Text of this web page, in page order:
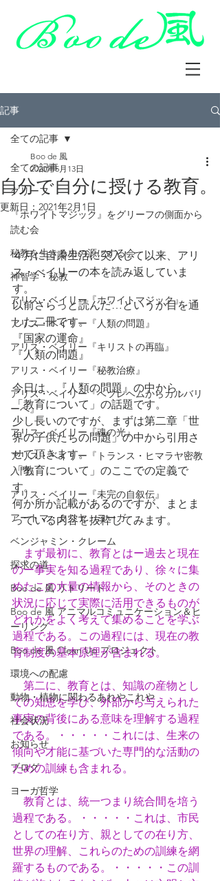
記事
全ての記事
グリーフ
『ホワイトマジック』をグリーフの側面から
読む会
秘教を生きる力の源にする会
神智学・秘教
アリス・ベイリー『ホワイトマジック』
アリス・ベイリー『人類の問題』
アリス・ベイリー『キリストの再臨』
アリス・ベイリー『秘教治療』
アリス・ベイリー『ベツレヘムからカルバリ
ーへ』
アリス・ベイリー『魂の光』
アリス・ベイリー『トランス・ヒマラヤ密教
入門』
アリス・ベイリー『未完の自叙伝』
アートマ・クリヤ・ヨーガ
ベンジャミン・クレーム
探求の道
Boo de 風 リトリート
Boo de 風 アニマルコミュニケーション＆ヒ
ーリング
Boo de 風 Clean Up プロジェクト
環境への配慮
動物・植物に関わるあれやこれや
社会状況
お知らせ
ブログ
ヨーガ哲学
全ての記事
自分で自分に授ける教育。
Boo de 風
2020年5月13日
更新日： 2021年2月1日
４月に自粛生活に突入して以来、アリ
ス・べイリーの本を読み返していま
す。
以前さらっと読んだ…というか目を通
した二冊です。
『国家の運命』
『人類の問題』
今日は、『人類の問題』の中から、
「教育について」の話題です。
少し長いのですが、まずは第二章「世
界の子供たちの問題」の中から引用さ
せて頂きます。
「教育について」のここでの定義で
す。
何か所か記載があるのですが、まとま
っている内容を抜粋してみます。
まず最初に、教育とはー過去と現在
のー事実を知る過程であり、徐々に集
めたこの大量の情報から、そのときの
状況に応じて実際に活用できるものが
どれかをよく考えて集めることを学ぶ
過程である。この過程には、現在の教
育制度の基本原理が含まれる。
第二に、教育とは、知識の産物とし
ての知恵を学び、外部から与えられた
事実の背後にある意味を理解する過程
である。・・・・・これには、生来の
傾向や才能に基づいた専門的な活動の
ための訓練も含まれる。
教育とは、統一つまり統合間を培う
過程である。・・・・・これは、市民
としての在り方、親としての在り方、
世界の理解、これらのための訓練を網
羅するものである。・・・・・この訓